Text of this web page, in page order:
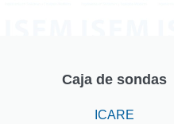
Caja de sondas
ICARE